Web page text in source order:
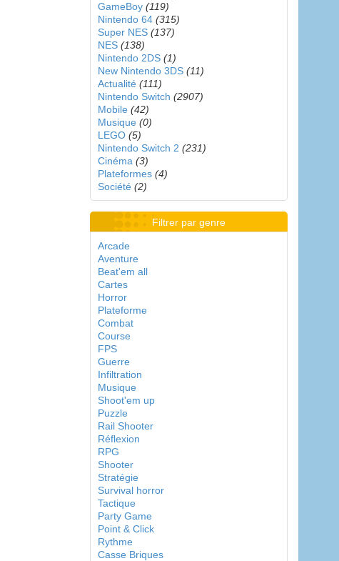
GameBoy (119)
Nintendo 64 (315)
Super NES (137)
NES (138)
Nintendo 2DS (1)
New Nintendo 3DS (11)
Actualité (111)
Nintendo Switch (2907)
Mobile (42)
Musique (0)
LEGO (5)
Nintendo Switch 2 (231)
Cinéma (3)
Plateformes (4)
Société (2)
Filtrer par genre
Arcade
Aventure
Beat'em all
Cartes
Horror
Plateforme
Combat
Course
FPS
Guerre
Infiltration
Musique
Shoot'em up
Puzzle
Rail Shooter
Réflexion
RPG
Shooter
Stratégie
Survival horror
Tactique
Party Game
Point & Click
Rythme
Casse Briques